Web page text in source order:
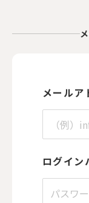
メールア
ログイン